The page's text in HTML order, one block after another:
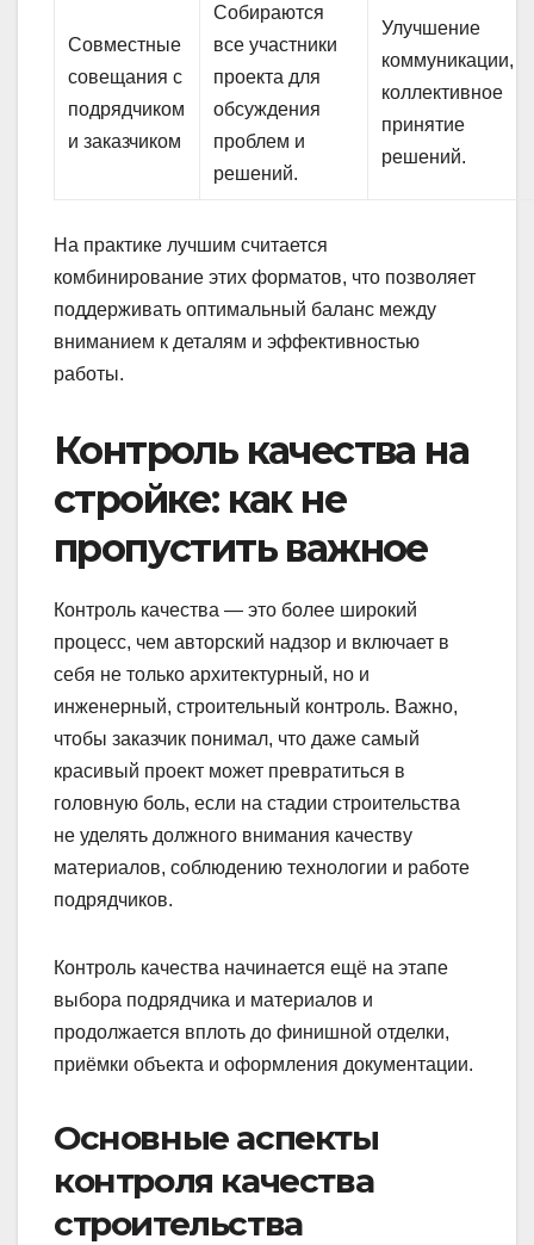
Совместные
совещания с
подрядчиком
и заказчиком
Собираются
все участники
проекта для
обсуждения
проблем и
решений.
Улучшение
коммуникации,
коллективное
принятие
решений.
На практике лучшим считается
комбинирование этих форматов, что позволяет
поддерживать оптимальный баланс между
вниманием к деталям и эффективностью
работы.
Контроль качества на
стройке: как не
пропустить важное
Контроль качества — это более широкий
процесс, чем авторский надзор и включает в
себя не только архитектурный, но и
инженерный, строительный контроль. Важно,
чтобы заказчик понимал, что даже самый
красивый проект может превратиться в
головную боль, если на стадии строительства
не уделять должного внимания качеству
материалов, соблюдению технологии и работе
подрядчиков.
Контроль качества начинается ещё на этапе
выбора подрядчика и материалов и
продолжается вплоть до финишной отделки,
приёмки объекта и оформления документации.
Основные аспекты
контроля качества
строительства